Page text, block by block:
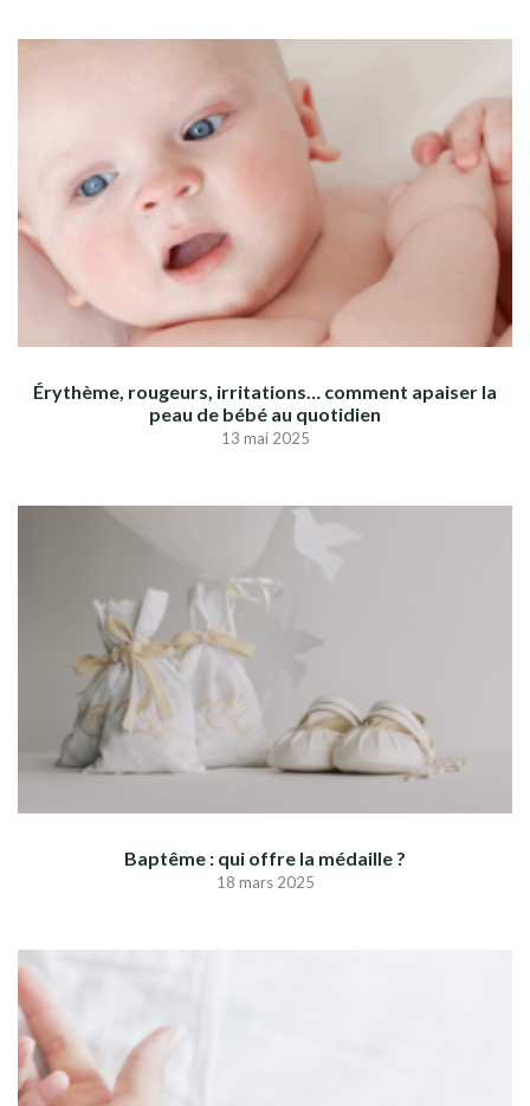
Érythème, rougeurs, irritations… comment apaiser la
peau de bébé au quotidien
13 mai 2025
Baptême : qui offre la médaille ?
18 mars 2025